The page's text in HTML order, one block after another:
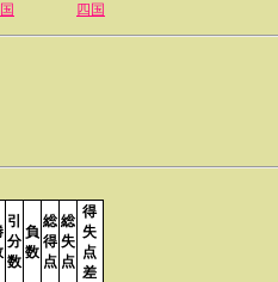
四国
引
分
数
負
数
総
得
点
総
失
点
得
失
点
差